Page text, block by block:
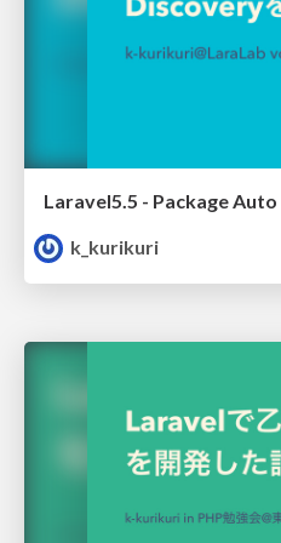
Laravel5.5 - Package
k_kurikuri